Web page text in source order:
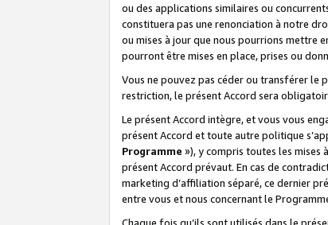
ou des applications similaires ou
constituera pas une renonciation à notre
ou mises à jour que nous pourrions mettre
pourront être mises en place, prises ou
Vous ne pouvez pas céder ou transférer le
restriction, le présent Accord sera
Le présent Accord intègre, et vous vous
présent Accord et toute autre politique
Programme »), y compris toutes les mises
présent Accord prévaut. En cas de
marketing d’affiliation séparé, ce dernier
entre vous et nous concernant le